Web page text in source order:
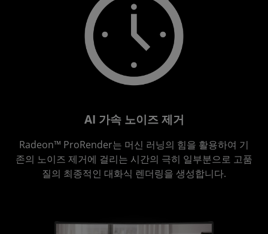
AI 가속 노이즈 제거
Radeon™ ProRender는 머신 러닝의 힘을 활용하여 기
존의 노이즈 제거에 걸리는 시간의 극히 일부분으로 고품
질의 최종적인 대화식 렌더링을 생성합니다.